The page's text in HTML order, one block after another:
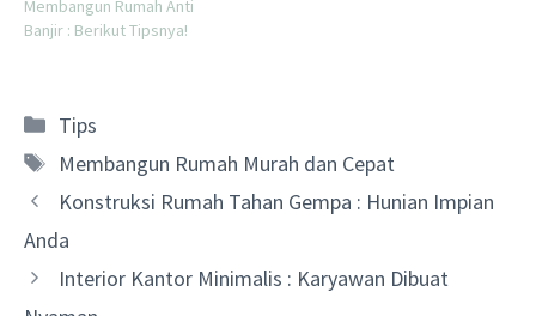
Membangun Rumah Anti
Banjir : Berikut Tipsnya!
Categories
Tips
Tags
Membangun Rumah Murah dan Cepat
Konstruksi Rumah Tahan Gempa : Hunian Impian
Anda
Interior Kantor Minimalis : Karyawan Dibuat